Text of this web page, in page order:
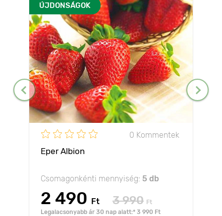
ÚJDONSÁGOK
0 Kommentek
Eper Albion
Csomagonkénti mennyiség: 5 db
2 490 Ft 3 990 Ft
Legalacsonyabb ár 30 nap alatt:* 3 990 Ft